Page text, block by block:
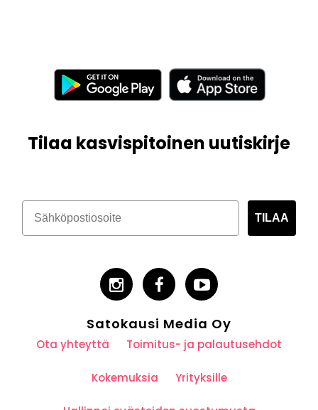
Tilaa kasvispitoinen uutiskirje
TILAA
Satokausi Media Oy
Ota yhteyttä Toimitus- ja palautusehdot
Kokemuksia Yrityksille